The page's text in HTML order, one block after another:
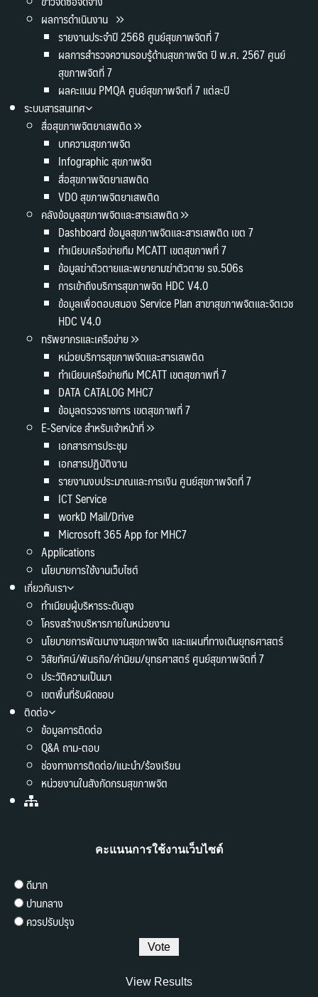
ผลการดำเนินงาน
รายงานประจำปี 2568 ศูนย์สุขภาพจิตที่ 7
ผลการสำรวจความรอบรู้ด้านสุขภาพจิต ปี พ.ศ. 2567 ศูนย์
สุขภาพจิตที่ 7
ผลคะแนน PMQA ศูนย์สุขภาพจิตที่ 7 แต่ละปี
ระบบสารสนเทศ
สื่อสุขภาพจิตยาเสพติด
บทความสุขภาพจิต
Infographic สุขภาพจิต
สื่อสุขภาพจิตยาเสพติด
VDO สุขภาพจิตยาเสพติด
คลังข้อมูลสุขภาพจิตและสารเสพติด
Dashboard ข้อมูลสุขภาพจิตและสารเสพติด เขต 7
ทำเนียบเครือข่ายทีม MCATT เขตสุขภาพที่ 7
ข้อมูลฆ่าตัวตายและพยายามฆ่าตัวตาย รง.506s
การเข้าถึงบริการสุขภาพจิต HDC V4.0
ข้อมูลเพื่อตอบสนอง Service Plan สาขาสุขภาพจิตและจิตเวช
HDC V4.0
ทรัพยากรและเครือข่าย
หน่วยบริการสุขภาพจิตและสารเสพติด
ทำเนียบเครือข่ายทีม MCATT เขตสุขภาพที่ 7
DATA CATALOG MHC7
ข้อมูลตรวจราชการ เขตสุขภาพที่ 7
E-Service สำหรับเจ้าหน้าที่
เอกสารการประชุม
เอกสารปฏิบัติงาน
รายงานงบประมาณและการเงิน ศูนย์สุขภาพจิตที่ 7
ICT Service
workD Mail/Drive
Microsoft 365 App for MHC7
Applications
นโยบายการใช้งานเว็บไซต์
เกี่ยวกับเรา
ทำเนียบผู้บริหารระดับสูง
โครงสร้างบริหารภายในหน่วยงาน
นโยบายการพัฒนางานสุขภาพจิต และแผนที่ทางเดินยุทธศาสตร์
วิสัยทัศน์/พันธกิจ/ค่านิยม/ยุทธศาสตร์ ศูนย์สุขภาพจิตที่ 7
ประวัติความเป็นมา
เขตพื้นที่รับผิดชอบ
ติดต่อ
ข้อมูลการติดต่อ
Q&A ถาม-ตอบ
ช่องทางการติดต่อ/แนะนำ/ร้องเรียน
หน่วยงานในสังกัดกรมสุขภาพจิต
คะแนนการใช้งานเว็บไซต์
ดีมาก
ปานกลาง
ควรปรับปรุง
View Results